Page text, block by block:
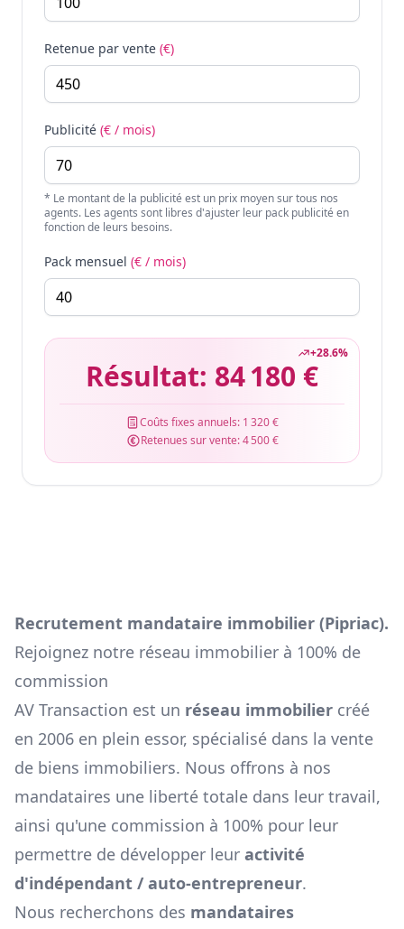
Retenue par vente (€)
Publicité (€ / mois)
* Le montant de la publicité est un prix moyen sur tous nos
agents. Les agents sont libres d'ajuster leur pack publicité en
fonction de leurs besoins.
Pack mensuel (€ / mois)
+28.6%
Résultat: 84 180 €
Coûts fixes annuels: 1 320 €
Retenues sur vente:4 500 €
Recrutement mandataire immobilier (Pipriac).
Rejoignez notre réseau immobilier à 100% de
commission
AV Transaction est un réseau immobilier créé
en 2006 en plein essor, spécialisé dans la vente
de biens immobiliers. Nous offrons à nos
mandataires une liberté totale dans leur travail,
ainsi qu'une commission à 100% pour leur
permettre de développer leur activité
d'indépendant / auto-entrepreneur.
Nous recherchons des mandataires